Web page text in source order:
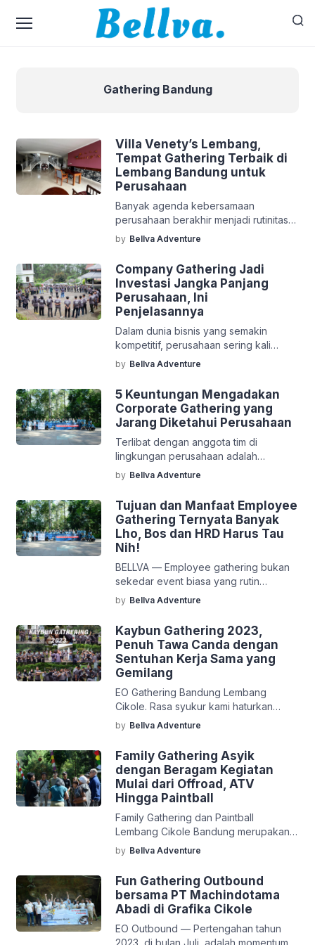
Gathering Bandung
Villa Venety’s Lembang,
Tempat Gathering Terbaik di
Lembang Bandung untuk
Perusahaan
Banyak agenda kebersamaan
perusahaan berakhir menjadi rutinitas
tahunan yang garing. Anggaran besar
keluar, namun sepulang dari acara,
produktivitas karyawan tetap
bergeming di angka yang sama.
Mengapa hal ini bisa terjadi? Penyebab
utamanya adalah pemilihan lokasi yang
monoton serta rancangan program
yang tidak menyentuh psikologi
kelompok. Jika perusahaan Anda
menginginkan sebuah transformasi
by Bellva Adventure
Company Gathering Jadi
Investasi Jangka Panjang
Perusahaan, Ini
Penjelasannya
Dalam dunia bisnis yang semakin
kompetitif, perusahaan sering kali
dihadapkan pada tantangan
pengelolaan anggaran yang ketat.
Salah satu pos pengeluaran yang
kerap menjadi sasaran pemangkasan
adalah acara perusahaan atau
company gathering. Banyak pihak
beranggapan bahwa acara seperti ini
bukanlah kebutuhan utama dan dapat
dengan mudah dihilangkan tanpa
operasional perusahaan. Pilihan untuk
memangkas […]
by Bellva Adventure
5 Keuntungan Mengadakan
Corporate Gathering yang
Jarang Diketahui Perusahaan
Terlibat dengan anggota tim di
lingkungan perusahaan adalah
tanggung jawab besar bagi semua
pemimpin. Di sisi lain, menginvestasikan
waktu dan uang untuk mengadakan
corporate gathering juga bukanlah
pilihan yang mudah bagi setiap
pebisnis. Namun, dalam hal
memberikan tujuan tertentu, banyak
pemimpin yang tidak takut membuang-
buang uang untuk mengadakan
kegiatan corporate gathering. Banyak
by Bellva Adventure
Tujuan dan Manfaat Employee
Gathering Ternyata Banyak
Lho, Bos dan HRD Harus Tau
Nih!
BELLVA — Employee gathering bukan
sekedar event biasa yang rutin
dilakukan banyak perusahaan. Namun
employee gathering memiliki kelebihan
tersendiri untuk sebuah perusahaan
dan menjadi momen berharga bagi
setiap karyawan. Mengapa demikian?
Karena acara perusahaan satu ini
mampu memberikan stimulus untuk
memperkuat hubungan antara
perusahaan dan karyawan. Termasuk
juga antara karyawan dengan rekan-
by Bellva Adventure
Kaybun Gathering 2023,
Penuh Tawa Canda dengan
Sentuhan Kerja Sama yang
Gemilang
EO Gathering Bandung Lembang
Cikole. Rasa syukur kami haturkan
kepada Tuhan Yang Maha Esa karena
dapat menutup bulan November 2023
dengan penuh keceriaan bersama
para tamu yang datang dengan penuh
semangat. Akhir November 2023
adalah momentum yang penuh
keceriaan bagi seluruh tim Bellva
Adventure Indonesia. Hal ini karena
kami telah menyelenggarakan
berbagai kegiatan untuk agenda […]
by Bellva Adventure
Family Gathering Asyik
dengan Beragam Kegiatan
Mulai dari Offroad, ATV
Hingga Paintball
Family Gathering dan Paintball
Lembang Cikole Bandung merupakan
kegiatan yang tepat untuk kalangan
keluarga. Seperti kegiatan berikut ini
yang akan kami paparkan secara
menarik dan menggembirakan.
Pertengahan Agustus 2023 ini kami
kedatangan tamu dari kalangan
keluarga yang ingin mengadakan
by Bellva Adventure
Fun Gathering Outbound
bersama PT Machindotama
Abadi di Grafika Cikole
EO Outbound — Pertengahan tahun
2023, di bulan Juli, adalah momentum